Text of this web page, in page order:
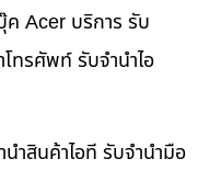
ค Acer บริการ รับ
ทรศัพท์ รับจำนำไอ
ำสินค้าไอที รับจำนำมือ